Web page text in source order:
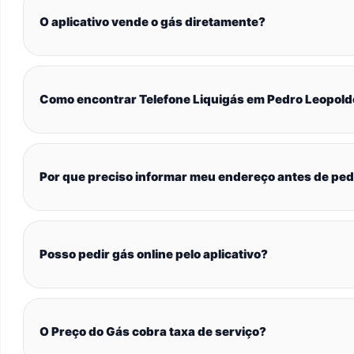
O aplicativo vende o gás diretamente?
Como encontrar Telefone Liquigás em Pedro
Por que preciso informar meu endereço antes de
Posso pedir gás online pelo aplicativo?
O Preço do Gás cobra taxa de serviço?